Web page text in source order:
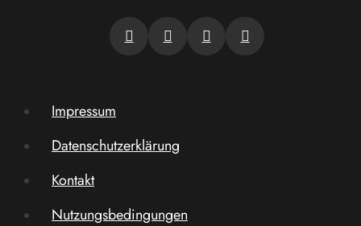
Impressum
Datenschutzerklärung
Kontakt
Nutzungsbedingungen